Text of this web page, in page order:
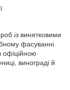
із винятковими
фасуванні.
офіційною
винограді й